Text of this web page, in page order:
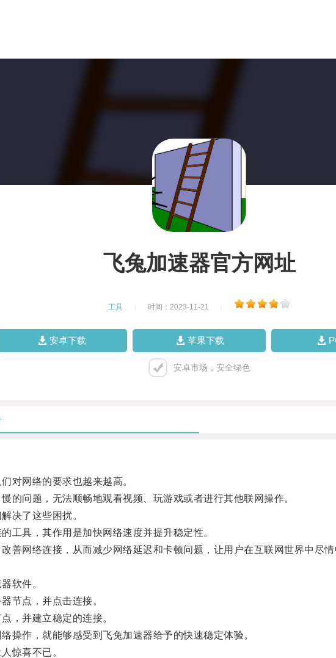
飞兔加速器官方网址
工具 时间：2023-11-21
安卓下载 苹果下载
安卓市场，安全绿色
网络的要求也越来越高。
问题，无法顺畅地观看视频、玩游戏或者进行其他联网操作。
决了这些困扰。
具，其作用是加快网络速度并提升稳定性。
网络连接，从而减少网络延迟和卡顿问题，让用户在互联网世界中尽情
软件。
点，并点击连接。
并建立稳定的连接。
作，就能够感受到飞兔加速器给予的快速稳定体验。
惊喜不已。